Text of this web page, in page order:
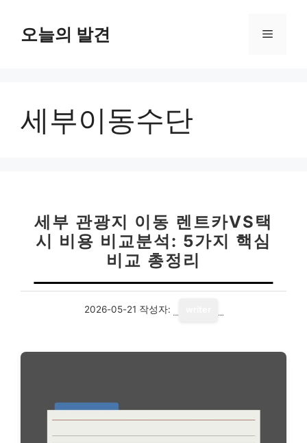
오늘의 발견 메
세부이동수단
세부 관광지 이동 렌트카VS택
시 비용 비교분석: 5가지 핵심
비교 총정리
2026-05-21 작성자: